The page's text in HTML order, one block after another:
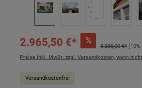
2.965,50 €* %
3.295,00 €* (10%
Preise inkl. MwSt. zzgl. Versandkosten, wenn
Versandkostenfrei